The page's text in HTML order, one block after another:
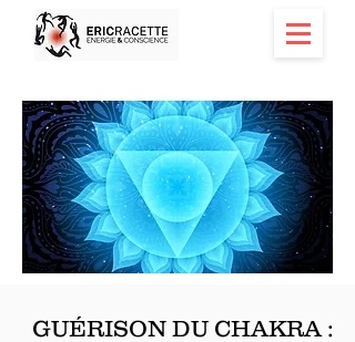
GUÉRISON DU CHAKRA :